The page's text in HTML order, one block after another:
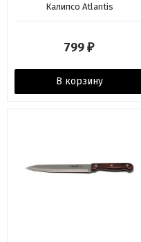
Калипсо Atlantis
799 ₽
В корзину